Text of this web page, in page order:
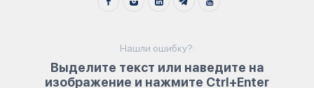
Нашли ошибку?:
Выделите текст или наведите на
изображение и нажмите Ctrl+Enter